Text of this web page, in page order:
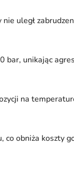
uległ
unikając
na
co obniża koszty